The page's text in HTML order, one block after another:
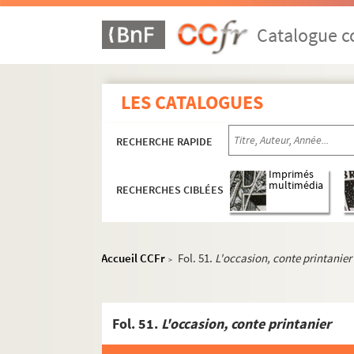
Catalogue
LES CATALOGUES
RECHERCHE RAPIDE
RECHERCHES CIBLÉES
Imprimés
multimédia
Accueil CCFr > Fol. 51. L'occasion, conte printanier
Fol. 51. L'occasion, conte printanier